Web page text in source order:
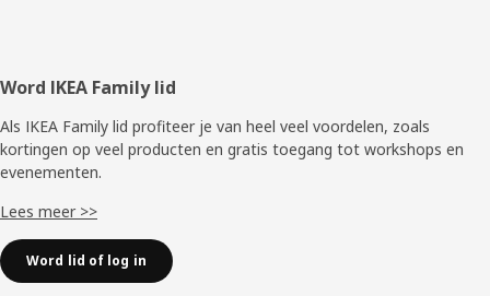
Voettekst
Word IKEA Family lid
Als IKEA Family lid profiteer je van heel veel voordelen, zoals
kortingen op veel producten en gratis toegang tot workshops en
evenementen.
Lees meer >>
Word lid of log in